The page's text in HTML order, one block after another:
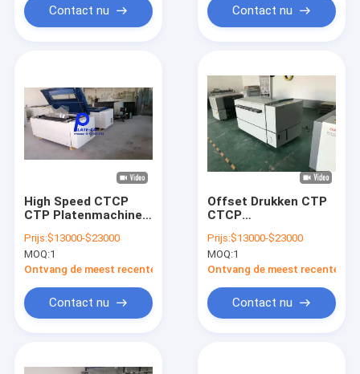
Contact nu Contact nu
High Speed CTCP
CTP Platenmachine
Platenmachine
Prijs:$13000-$23000
MOQ:1
Ontvang de meest recente Prijs
Contact nu
Offset Drukken CTP
CTCP
Hoge Precisie
Prijs:$13000-$23000
MOQ:1
Ontvang de meest recente
Contact nu